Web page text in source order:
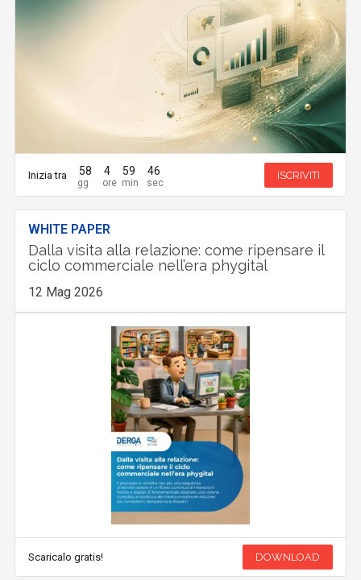
Inizia tra 58 4 59 45 ISCRIVITI
WHITE PAPER
Dalla visita alla relazione: come ripensare il
ciclo commerciale nell’era phygital
12 Mag 2026
Scaricalo gratis! DOWNLOAD